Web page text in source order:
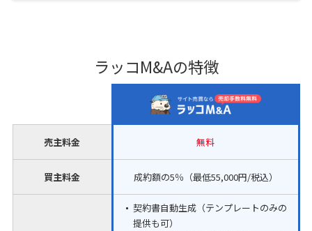
ラッコM&Aの特徴
売主料金 無料
買主料金 成約額の5％（最低55,000円/税込）
契約書自動生成（テンプレートのみの
提供も可）